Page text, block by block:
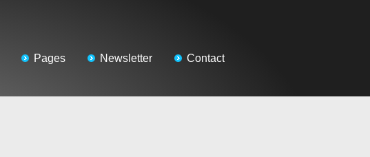
Pages Newsletter Contact